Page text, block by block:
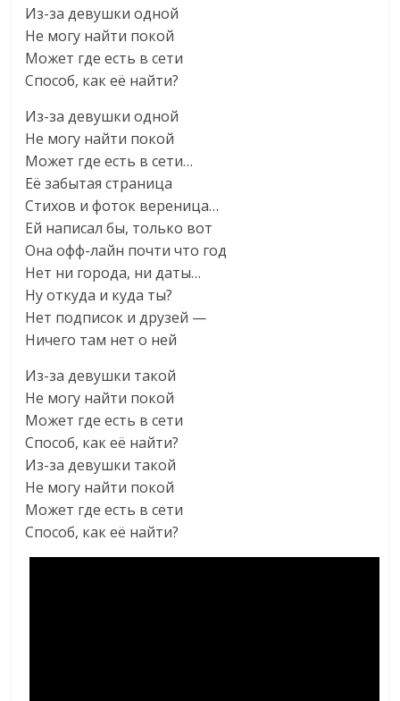
Из-за девушки одной
Не могу найти покой
Может где есть в сети
Способ, как её найти?
Из-за девушки одной
Не могу найти покой
Может где есть в сети…
Её забытая страница
Стихов и фоток вереница…
Ей написал бы, только вот
Она офф-лайн почти что год
Нет ни города, ни даты…
Ну откуда и куда ты?
Нет подписок и друзей —
Ничего там нет о ней
Из-за девушки такой
Не могу найти покой
Может где есть в сети
Способ, как её найти?
Из-за девушки такой
Не могу найти покой
Может где есть в сети
Способ, как её найти?